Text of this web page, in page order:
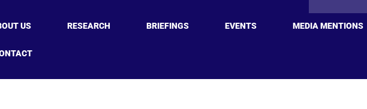
US RESEARCH BRIEFINGS EVENTS MEDIA MENTIONS